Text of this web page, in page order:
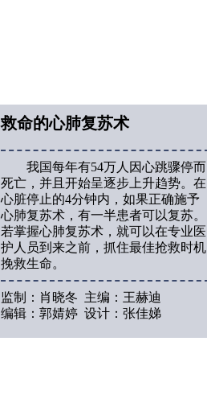
救命的心肺复苏术
我国每年有54万人因心跳骤停而
死亡，并且开始呈逐步上升趋势。在
心脏停止的4分钟内，如果正确施予
心肺复苏术，有一半患者可以复苏。
若掌握心肺复苏术，就可以在专业医
护人员到来之前，抓住最佳抢救时机
挽救生命。
监制：肖晓冬 主编：王赫迪
编辑：郭婧婷 设计：张佳娣